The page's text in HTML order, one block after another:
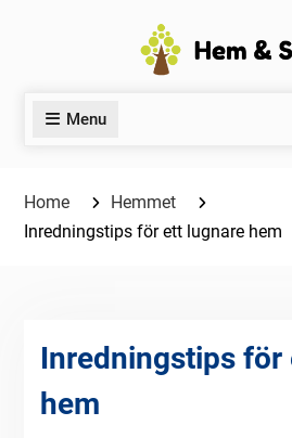
Menu
Home
Hemmet
Inredningstips för ett lugnare hem
Inredningstips för
hem